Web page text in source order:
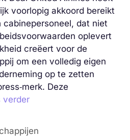
voorlopig akkoord bereikt
cabinepersoneel, dat niet
oplevert
creëert voor de
om een volledig eigen
op te zetten
Deze
verder